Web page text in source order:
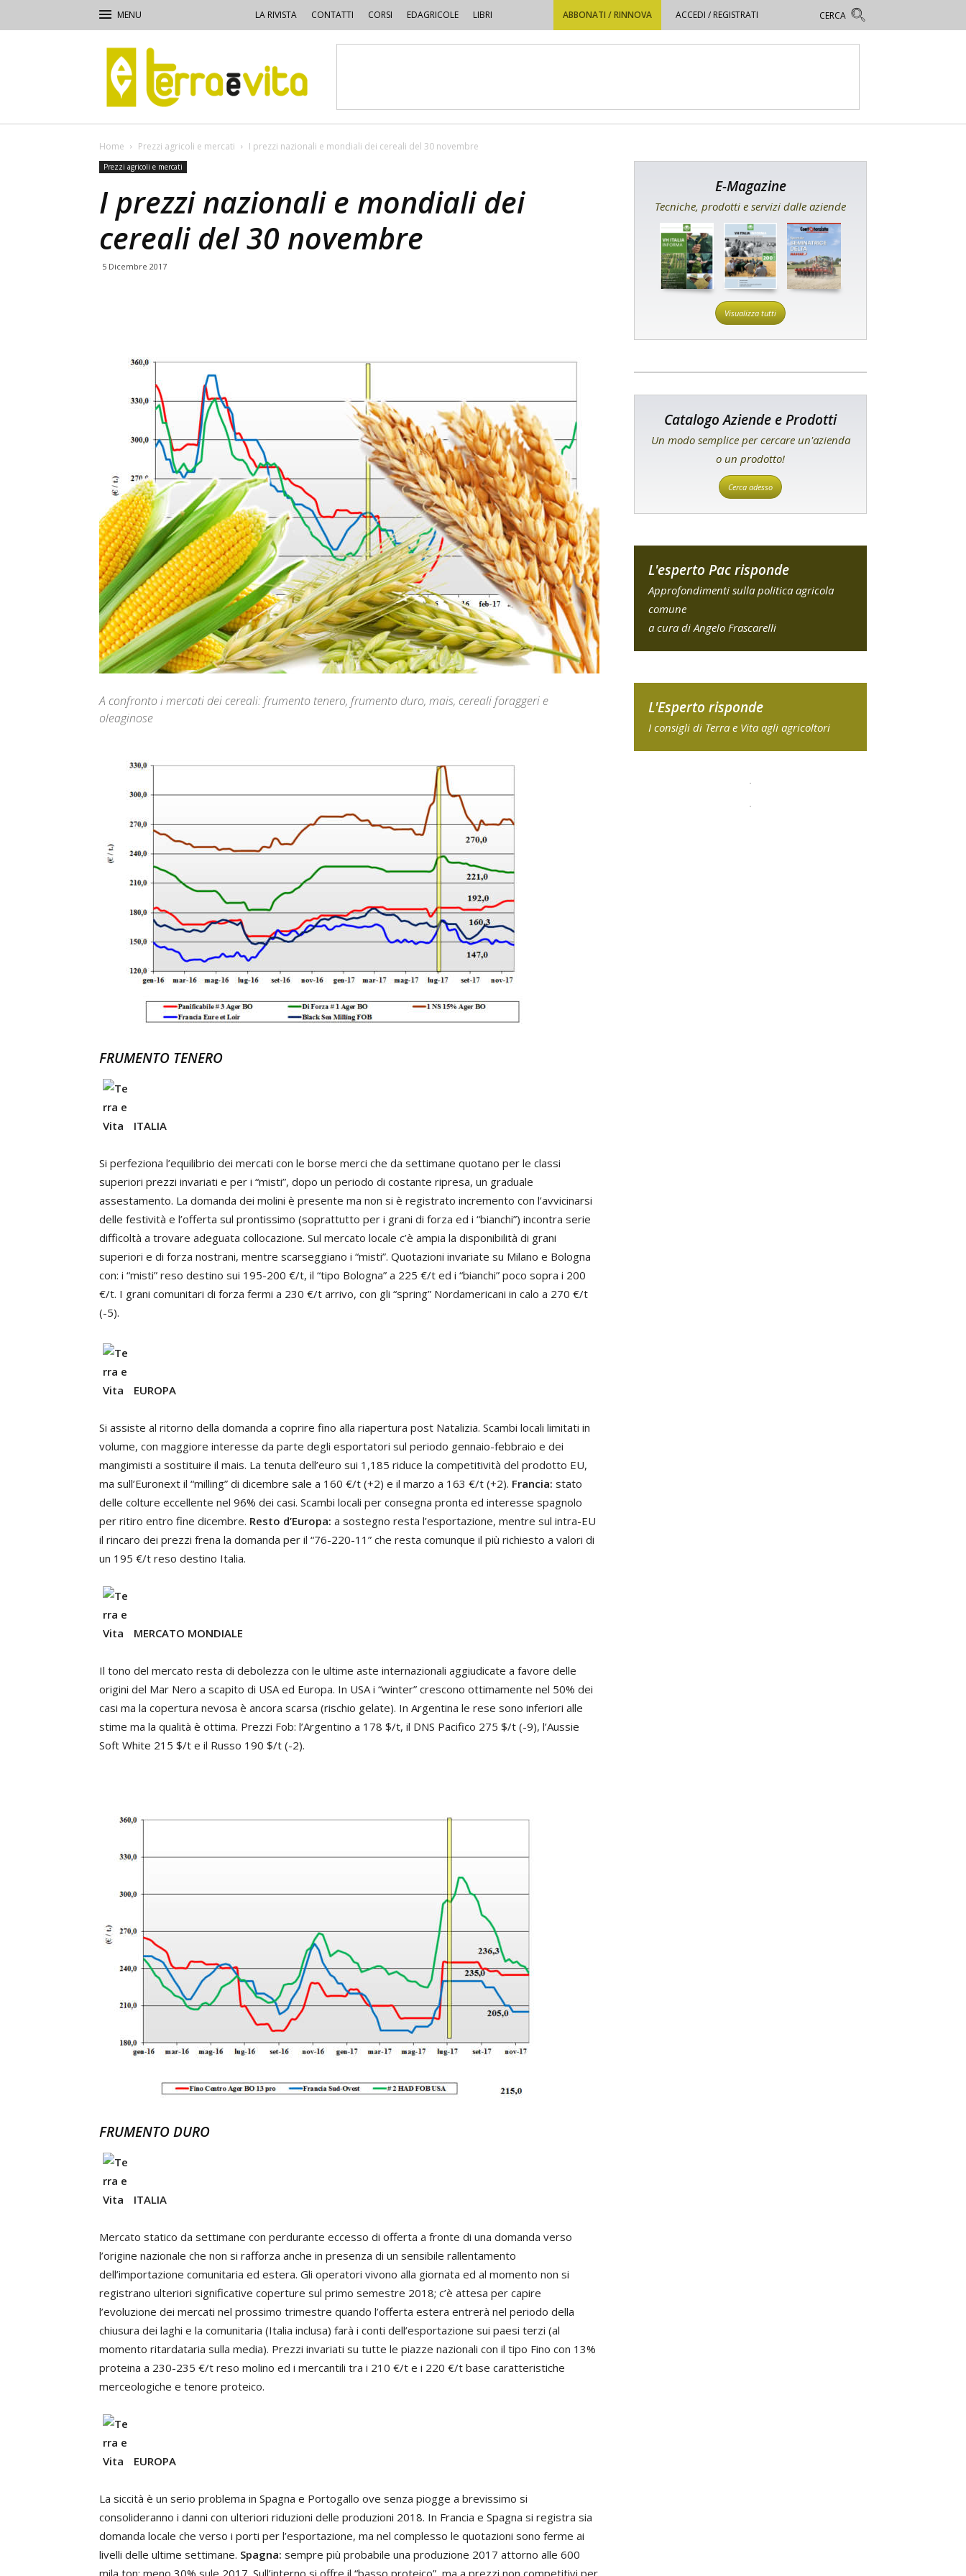
LA RIVISTA CONTATTI CORSI EDAGRICOLE LIBRI ABBONATI / RINNOVA ACCEDI / REGISTRATI
Terra
e
Vita
Home Prezzi agricoli e mercati I prezzi nazionali e mondiali dei cereali del 30 novembre
Prezzi agricoli e mercati
I prezzi nazionali e mondiali dei
cereali del 30 novembre
5 Dicembre 2017
A confronto i mercati dei cereali: frumento tenero, frumento duro, mais, cereali foraggeri e
oleaginose
FRUMENTO TENERO
ITALIA
Si perfeziona l’equilibrio dei mercati con le borse merci che da settimane quotano per le classi
superiori prezzi invariati e per i “misti”, dopo un periodo di costante ripresa, un graduale
assestamento. La domanda dei molini è presente ma non si è registrato incremento con l’avvicinarsi
delle festività e l’offerta sul prontissimo (soprattutto per i grani di forza ed i “bianchi”) incontra serie
difficoltà a trovare adeguata collocazione. Sul mercato locale c’è ampia la disponibilità di grani
superiori e di forza nostrani, mentre scarseggiano i “misti”. Quotazioni invariate su Milano e Bologna
con: i “misti” reso destino sui 195-200 €/t, il “tipo Bologna” a 225 €/t ed i “bianchi” poco sopra i 200
€/t. I grani comunitari di forza fermi a 230 €/t arrivo, con gli “spring” Nordamericani in calo a 270 €/t
(-5).
EUROPA
Si assiste al ritorno della domanda a coprire fino alla riapertura post Natalizia. Scambi locali limitati in
volume, con maggiore interesse da parte degli esportatori sul periodo gennaio-febbraio e dei
mangimisti a sostituire il mais. La tenuta dell’euro sui 1,185 riduce la competitività del prodotto EU,
ma sull’Euronext il “milling” di dicembre sale a 160 €/t (+2) e il marzo a 163 €/t (+2). Francia: stato
delle colture eccellente nel 96% dei casi. Scambi locali per consegna pronta ed interesse spagnolo
per ritiro entro fine dicembre. Resto d’Europa: a sostegno resta l’esportazione, mentre sul intra-EU
il rincaro dei prezzi frena la domanda per il “76-220-11” che resta comunque il più richiesto a valori di
un 195 €/t reso destino Italia.
MERCATO MONDIALE
Il tono del mercato resta di debolezza con le ultime aste internazionali aggiudicate a favore delle
origini del Mar Nero a scapito di USA ed Europa. In USA i “winter” crescono ottimamente nel 50% dei
casi ma la copertura nevosa è ancora scarsa (rischio gelate). In Argentina le rese sono inferiori alle
stime ma la qualità è ottima. Prezzi Fob: l’Argentino a 178 $/t, il DNS Pacifico 275 $/t (-9), l’Aussie
Soft White 215 $/t e il Russo 190 $/t (-2).
FRUMENTO DURO
ITALIA
Mercato statico da settimane con perdurante eccesso di offerta a fronte di una domanda verso
l’origine nazionale che non si rafforza anche in presenza di un sensibile rallentamento
dell’importazione comunitaria ed estera. Gli operatori vivono alla giornata ed al momento non si
registrano ulteriori significative coperture sul primo semestre 2018; c’è attesa per capire
l’evoluzione dei mercati nel prossimo trimestre quando l’offerta estera entrerà nel periodo della
chiusura dei laghi e la comunitaria (Italia inclusa) farà i conti dell’esportazione sui paesi terzi (al
momento ritardataria sulla media). Prezzi invariati su tutte le piazze nazionali con il tipo Fino con 13%
proteina a 230-235 €/t reso molino ed i mercantili tra i 210 €/t e i 220 €/t base caratteristiche
merceologiche e tenore proteico.
EUROPA
La siccità è un serio problema in Spagna e Portogallo ove senza piogge a brevissimo si
consolideranno i danni con ulteriori riduzioni delle produzioni 2018. In Francia e Spagna si registra sia
domanda locale che verso i porti per l’esportazione, ma nel complesso le quotazioni sono ferme ai
livelli delle ultime settimane. Spagna: sempre più probabile una produzione 2017 attorno alle 600
mila ton: meno 30% sule 2017. Sull’interno si offre il “basso proteico”, ma a prezzi non competitivi per
E-Magazine
Tecniche, prodotti e servizi dalle aziende
Visualizza tutti
Catalogo Aziende e Prodotti
Un modo semplice per cercare un'azienda
o un prodotto!
Cerca adesso
L'esperto Pac risponde
Approfondimenti sulla politica agricola
comune
a cura di Angelo Frascarelli
L'Esperto risponde
I consigli di Terra e Vita agli agricoltori